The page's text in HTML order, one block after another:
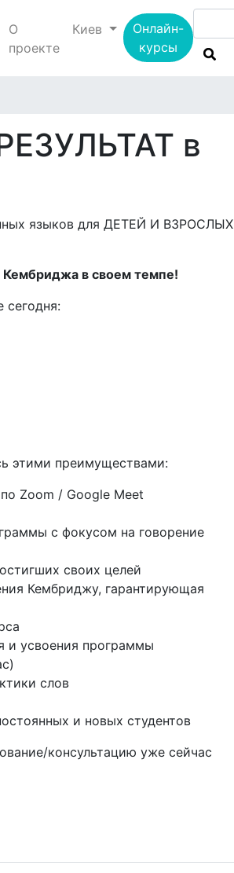
О
проекте
Киев
Онлайн-
курсы
в
языков для ДЕТЕЙ И ВЗРОСЛЫХ
Кембриджа в своем темпе!
сегодня:
этими преимуществами:
Zoom / Google Meet
с фокусом на говорение
своих целей
Кембриджу, гарантирующая
и усвоения программы
слов
и новых студентов
консультацию уже сейчас